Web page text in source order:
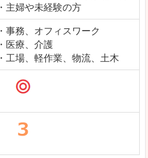
・主婦や未経験の方
・事務、オフィスワーク
・医療、介護
・工場、軽作業、物流、土木